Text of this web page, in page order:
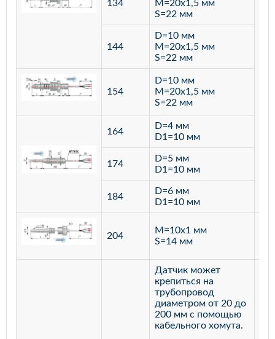
134
M=20х1,5 мм
S=22 мм
144
D=10 мм
M=20х1,5 мм
S=22 мм
154
D=10 мм
M=20х1,5 мм
S=22 мм
164
D=4 мм
D1=10 мм
174
D=5 мм
D1=10 мм
184
D=6 мм
D1=10 мм
204
M=10х1 мм
S=14 мм
Датчик может
крепиться на
трубопровод
диаметром от 20 до
200 мм с помощью
кабельного хомута.